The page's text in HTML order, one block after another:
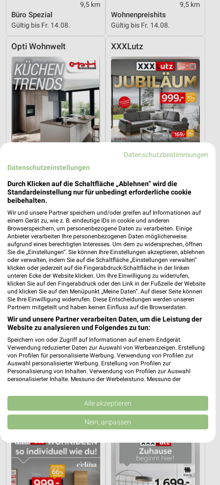
9,5 km
Büro Spezial
Gültig bis Fr. 14.08.
9,5 km
Wohnenpreishits
Gültig bis Fr. 14.08.
Opti Wohnwelt
7,8 km
Küchentrends
Gültig bis Mi. 30.09.
XXXLutz
9,5 km
Gültig bis Fr. 14.08.
XXXLutz
9,5 km
XXXLutz
9,5 km
Gültig bis Fr. 28.08.
XXXLutz
Datenschutzbestimmungen
Datenschutzeinstellungen
Durch Klicken auf die Schaltfläche „Ablehnen“ wird die
Standardeinstellung nur für unbedingt erforderliche cookie
beibehalten.
Wir und unsere Partner speichern und/oder greifen auf Informationen auf
einem Gerät zu, wie z. B. eindeutige IDs in cookie und anderen
Browserspeichern, um personenbezogene Daten zu verarbeiten. Einige
Anbieter verarbeiten Ihre personenbezogenen Daten möglicherweise
aufgrund eines berechtigten Interesses. Um dem zu widersprechen, öffnen
Sie die „Einstellungen“. Sie können Ihre Einstellungen akzeptieren, ablehnen
oder verwalten, indem Sie auf die Schaltfläche „Einstellungen verwalten“
klicken oder jederzeit auf die Fingerabdruck-Schaltfläche in der linken
unteren Ecke der Website klicken. Um Ihre Einwilligung zu widerrufen,
klicken Sie auf den Fingerabdruck oder den Link in der Fußzeile der Website
und klicken Sie auf den Menüpunkt „Meine Daten“. Auf dieser Seite können
Sie Ihre Einwilligung widerrufen. Diese Entscheidungen werden unseren
Partnern mitgeteilt und haben keinen Einfluss auf die Browserdaten.
Wir und unsere Partner verarbeiten Daten, um die Leistung der
Website zu analysieren und Folgendes zu tun:
Speichern von oder Zugriff auf Informationen auf einem Endgerät.
Verwendung reduzierter Daten zur Auswahl von Werbeanzeigen. Erstellung
von Profilen für personalisierte Werbung. Verwendung von Profilen zur
Auswahl personalisierter Werbung. Erstellung von Profilen zur
Personalisierung von Inhalten. Verwendung von Profilen zur Auswahl
personalisierter Inhalte. Messung der Werbeleistung. Messung der
Kombinationen von Daten aus verschiedenen Quellen. Entwicklung und
Verbesserung der Angebote. Verwendung reduzierter Daten zur Auswahl
von Inhalten.
Daten können außerhalb der Europäischen Union weitergegeben und in die
USA gesendet werden.
Website/App.
Partnerliste anzeigen (1 IAB-Anbieter)
Wir nutzen Ihre Daten für folgende Zwecke:
IAB-Verarbeitungszwecke:
Alle akzeptieren
Nein, anpassen